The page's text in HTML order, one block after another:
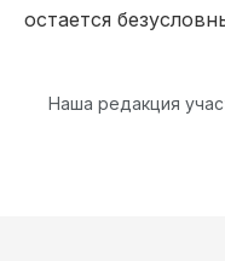
остается
Наша редакция